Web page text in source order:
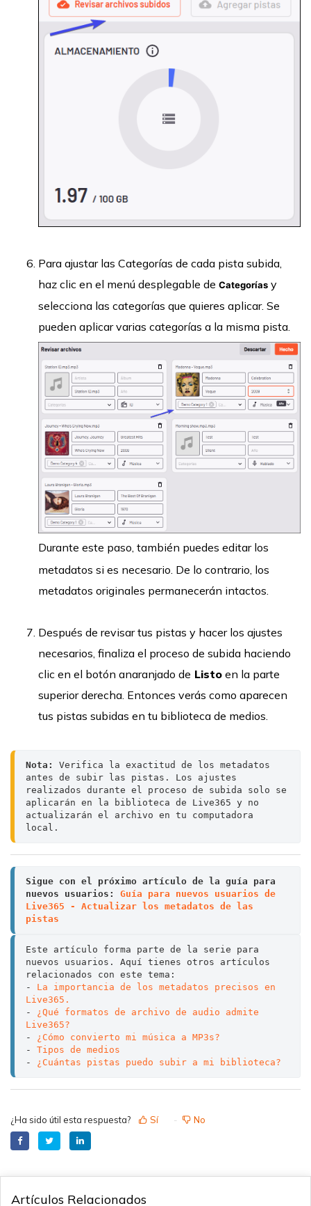
Para ajustar las Categorías de cada pista subida,
haz clic en el menú desplegable de Categorías y
selecciona las categorías que quieres aplicar. Se
pueden aplicar varias categorías a la misma pista.
Durante este paso, también puedes editar los
metadatos si es necesario. De lo contrario, los
metadatos originales permanecerán intactos.
Después de revisar tus pistas y hacer los ajustes
necesarios, finaliza el proceso de subida haciendo
clic en el botón anaranjado de Listo en la parte
superior derecha. Entonces verás como aparecen
tus pistas subidas en tu biblioteca de medios.
Nota:
Verifica la exactitud de los metadatos
antes de subir las pistas. Los ajustes
realizados durante el proceso de subida solo se
aplicarán en la biblioteca de Live365 y no
actualizarán el archivo en tu computadora
local.
Sigue con el próximo artículo de la guía para
nuevos usuarios:
Guía para nuevos usuarios de
Live365 - Actualizar los metadatos de las
pistas
Este artículo forma parte de la serie para
nuevos usuarios. Aquí tienes otros artículos
relacionados con este tema:
- La importancia de los metadatos precisos en
Live365.
- ¿Qué formatos de archivo de audio admite
Live365?
- ¿Cómo convierto mi música a MP3s?
- Tipos de medios
- ¿Cuántas pistas puedo subir a mi biblioteca?
¿Ha sido útil esta respuesta? Sí No
Artículos Relacionados